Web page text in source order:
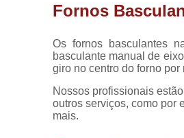
Fornos
Os fornos basculantes
basculante manual de
giro no centro do forno
Nossos profissionais
outros serviços, como por
mais.